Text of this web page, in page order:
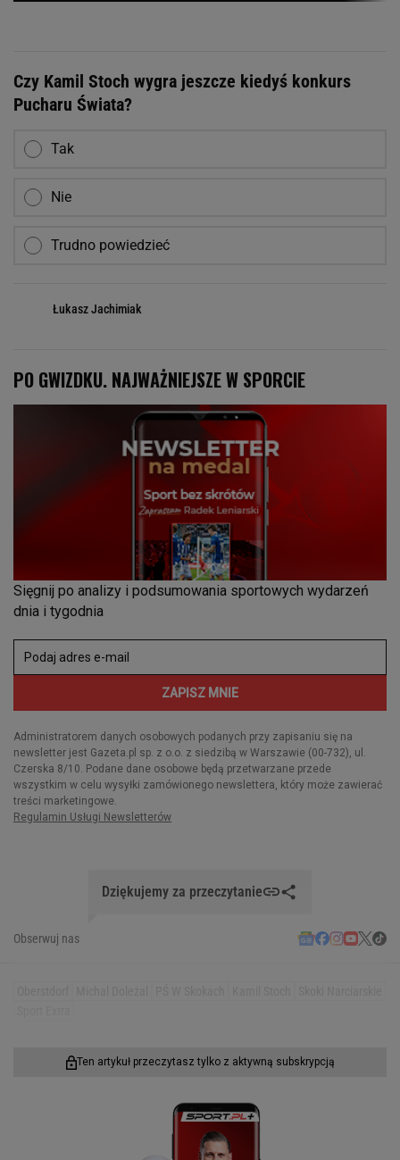
Czy Kamil Stoch wygra jeszcze kiedyś konkurs
Pucharu Świata?
Tak
Nie
Trudno powiedzieć
Łukasz Jachimiak
Dziękujemy za przeczytanie
Obserwuj nas